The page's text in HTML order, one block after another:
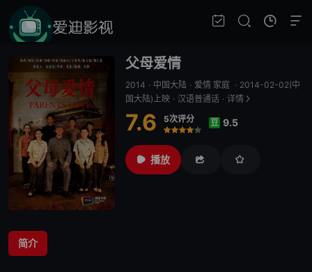
父母爱情
2014 · 中国大陆 · 爱情 家庭 · 2014-02-02(中
国大陆)上映 · 汉语普通话 · 详情
7.6 5次评分
很差
较差
还行推荐力荐
豆 9.5
播放
简介